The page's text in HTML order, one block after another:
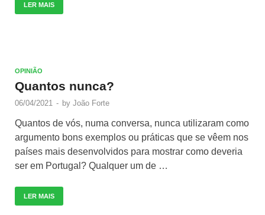
LER MAIS
OPINIÃO
Quantos nunca?
06/04/2021 - by João Forte
Quantos de vós, numa conversa, nunca utilizaram como
argumento bons exemplos ou práticas que se vêem nos
países mais desenvolvidos para mostrar como deveria
ser em Portugal? Qualquer um de …
LER MAIS